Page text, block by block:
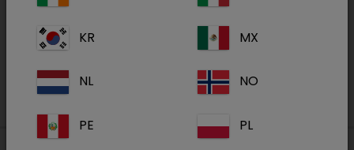
S'inscrire
KR MX
NL NO
PE PL